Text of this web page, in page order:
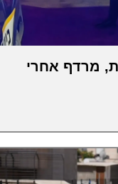
מרדף אחרי